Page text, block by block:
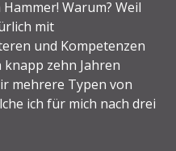
Warum? Weil
mit
und Kompetenzen
zehn Jahren
mehrere Typen von
ich für mich nach drei